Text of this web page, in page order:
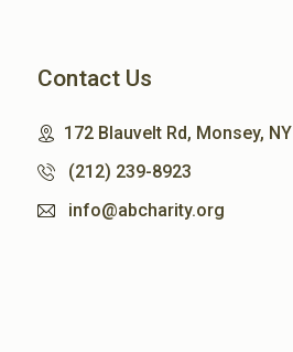
Contact Us
172 Blauvelt Rd, Monsey, NY
(212) 239-8923
info@abcharity.org